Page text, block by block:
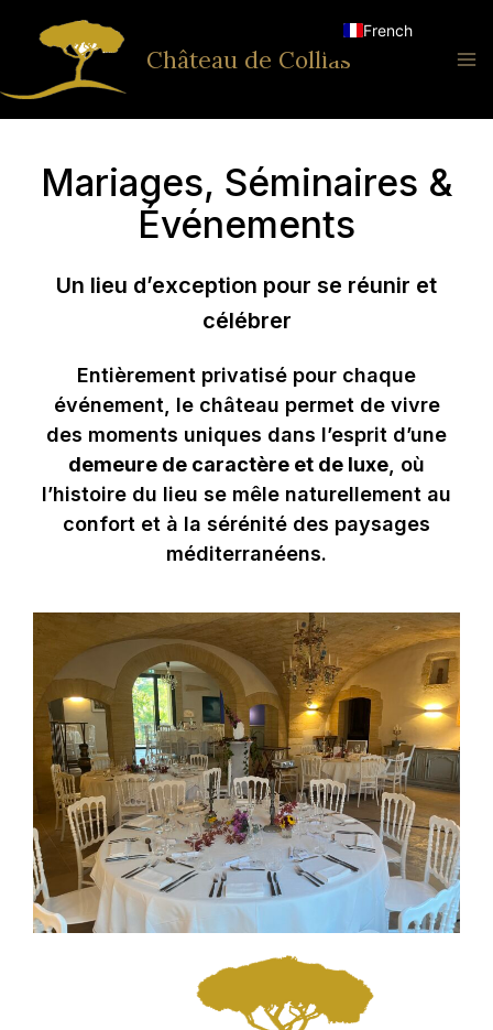
contenu
Château de Collias
Mariages, Séminaires &
Événements
Un lieu d’exception pour se réunir et
célébrer
Entièrement privatisé pour chaque
événement, le château permet de vivre
des moments uniques dans l’esprit d’une
demeure de caractère et de luxe , où
l’histoire du lieu se mêle naturellement au
confort et à la sérénité des paysages
méditerranéens.
French